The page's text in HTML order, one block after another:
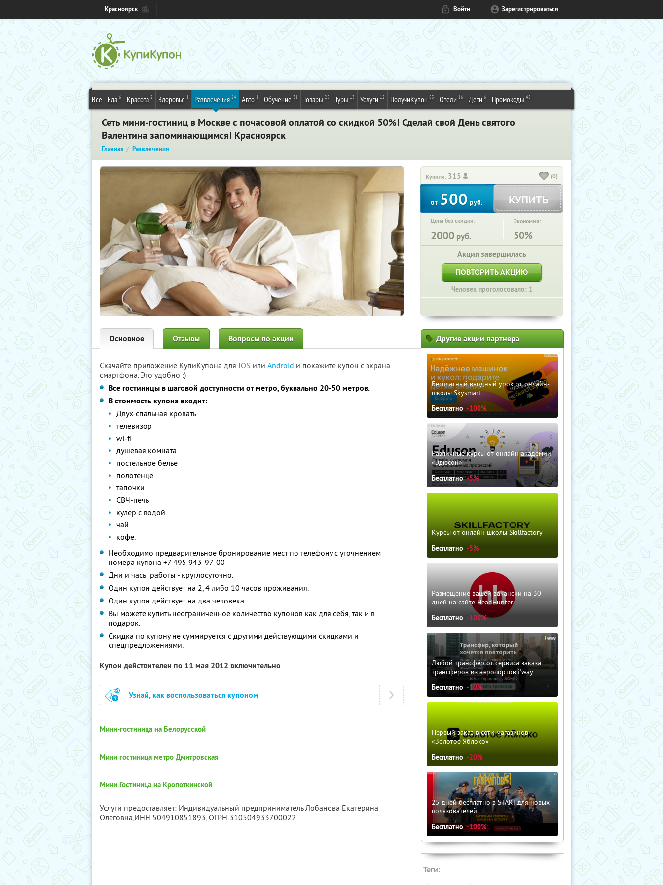
Красноярск Войти Зарегистрироваться
Все Еда 6 Красота 2 Здоровье 1 Развлечения 24 Авто 1 Обучение 31 Товары 25 Туры 13 Услуги 12 ПолучиКупон 83 Отели 16 Дети 6 Промокоды 48
Сеть мини-гостиниц в Москве с почасовой оплатой со скидкой 50%! Сделай свой День святого
Валентина запоминающимся! Красноярск
Главная Развлечения
Купили: 315 (0)
от500руб. КУПИТЬ
Цена без скидки:
2000 руб.
Экономия:
50%
Акция завершилась
ПОВТОРИТЬ АКЦИЮ
Человек проголосовало: 1
Основное Отзывы Вопросы по акции
Скачайте приложение КупиКупона для IOS или Android и покажите купон с экрана
смартфона. Это удобно :)
Все гостиницы в шаговой доступности от метро, буквально 20-50 метров.
В стоимость купона входит:
Двух-спальная кровать
телевизор
wi-fi
душевая комната
постельное белье
полотенце
тапочки
СВЧ-печь
кулер с водой
чай
кофе.
Необходимо предварительное бронирование мест по телефону с уточнением
номера купона +7 495 943-97-00
Дни и часы работы - круглосуточно.
Один купон действует на 2, 4 либо 10 часов проживания.
Один купон действует на два человека.
Вы можете купить неограниченное количество купонов как для себя, так и в
подарок.
Скидка по купону не суммируется с другими действующими скидками и
спецпредложениями.
Купон действителен по 11 мая 2012 включительно
Узнай, как воспользоваться купоном
Мини-гостиница на Белорусской
Мини гостиница метро Дмитровская
Мини Гостиница на Кропоткинской
Услуги предоставляет: Индивидуальный предприниматель Лобанова Екатерина
Олеговна,ИНН 504910851893, ОГРН 310504933700022
Другие акции партнера
Бесплатный вводный урок от онлайн-
школы Skysmart
Бесплатно -100%
Различные курсы от онлайн-академии
«Эдюсон»
Бесплатно -5%
Курсы от онлайн-школы Skillfactory
Бесплатно -5%
Размещение вашей вакансии на 30
дней на сайте HeadHunter
Бесплатно -100%
Любой трансфер от сервиса заказа
трансферов из аэропортов i'way
Бесплатно -10%
Первый заказ в сети магазинов
«Золотое Яблоко»
Бесплатно -20%
25 дней бесплатно в START для новых
пользователей
Бесплатно -100%
Теги: